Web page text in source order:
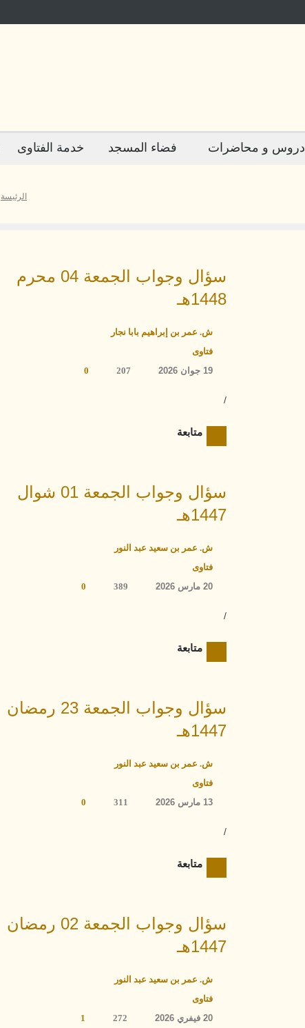
دروس و محاضرات فضاء المسجد خدمة الفتاوى
الرئيسة
سؤال وجواب الجمعة 04 محرم
1448هـ
ش. عمر بن إبراهيم بابا نجار
فتاوى
19 جوان 2026
207
0
/
متابعة
سؤال وجواب الجمعة 01 شوال
1447هـ
ش. عمر بن سعيد عبد النور
فتاوى
20 مارس 2026
389
0
/
متابعة
سؤال وجواب الجمعة 23 رمضان
1447هـ
ش. عمر بن سعيد عبد النور
فتاوى
13 مارس 2026
311
0
/
متابعة
سؤال وجواب الجمعة 02 رمضان
1447هـ
ش. عمر بن سعيد عبد النور
فتاوى
20 فيفري 2026
272
1